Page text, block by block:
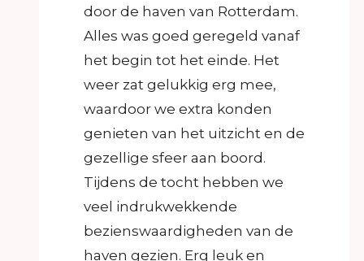
door de haven van Rotterdam.
Alles was goed geregeld vanaf
het begin tot het einde. Het
weer zat gelukkig erg mee,
waardoor we extra konden
genieten van het uitzicht en de
gezellige sfeer aan boord.
Tijdens de tocht hebben we
veel indrukwekkende
bezienswaardigheden van de
haven gezien. Erg leuk en